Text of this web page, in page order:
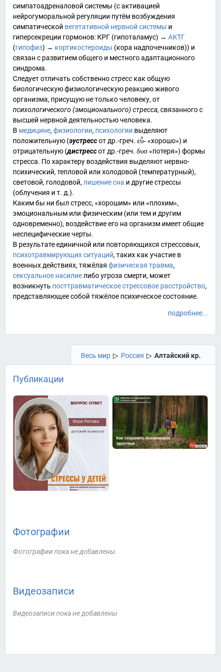
симпатоадреналовой системы (с активацией
нейрогуморальной регуляции путём возбуждения
симпатической вегетативной нервной системы и
гиперсекреции гормонов: КРГ (гипоталамус) → АКТГ
(гипофиз) → кортикостероиды (кора надпочечников)) и
связан с развитием общего и местногоадаптационного
синдрома.
Следует отличать собственностресс как общую
биологическую физиологическую реакцию живого
организма, присущую не только человеку, от
психологического(эмоционального) стресса, связанного с
высшей нервной деятельностью человека.
В медицине, физиологии, психологии выделяют
положительную (эустрессот др.-греч. εὖ-«хорошо») и
отрицательную (дистрессот др.-греч. δυσ«потеря») формы
стресса. По характеру воздействия выделяют нервно-
психический, тепловой или холодовой (температурный),
световой, голодовой, лишение сна и другие стрессы
(облучения и т. д.).
Каким бы ни был стресс, «хорошим» или «плохим»,
эмоциональным или физическим (или тем и другим
одновременно), воздействие его на организм имеет общие
неспецифическиечерты.
В результате единичной или повторяющихся стрессовых,
психотравмирующих ситуаций, таких как участие в
военных действиях, тяжёлая физическая травма,
сексуальное насилиелибо угроза смерти, может
возникнуть посттравматическое стрессовое расстройство,
представляющее собой тяжёлое психическое состояние.
подробнее...
Весь мир ▷ Россия ▷ Алтайский кр.
Публикации
Фотографии
Фотографии пока не добавлены
Видеозаписи
Видеозаписи пока не добавлены